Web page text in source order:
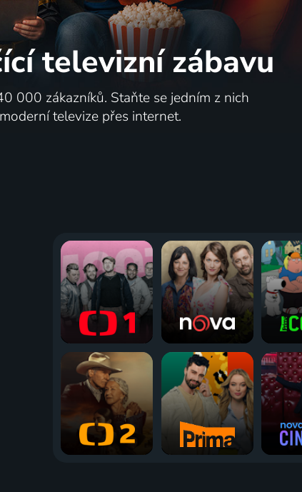
televizní zábavu
000 zákazníků. Staňte se jedním z nich
televize přes internet.